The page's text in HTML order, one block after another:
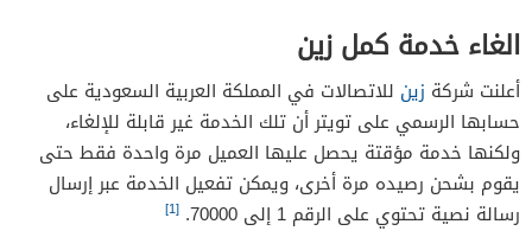
الغاء خدمة كمل زين
أعلنت شركة زين للاتصالات في المملكة العربية السعودية على
حسابها الرسمي على تويتر أن تلك الخدمة غير قابلة للإلغاء،
ولكنها خدمة مؤقتة يحصل عليها العميل مرة واحدة فقط حتى
يقوم بشحن رصيده مرة أخرى، ويمكن تفعيل الخدمة عبر إرسال
رسالة نصية تحتوي على الرقم 1 إلى 70000.
[1]